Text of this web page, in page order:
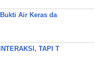
Air Keras da
TAPI T